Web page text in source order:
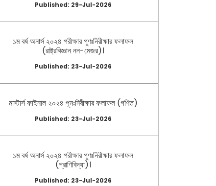
Published: 29-Jul-2026
১ম বর্ষ অনার্স ২০২৪ পরীক্ষার পুণঃনিরীক্ষার ফলাফল
(রাষ্ট্রবিজ্ঞান নন-মেজর)।
Published: 23-Jul-2026
মাস্টার্স ফাইনাল ২০২৪ পূনঃনিরীক্ষার ফলাফল (গণিত)
Published: 23-Jul-2026
১ম বর্ষ অনার্স ২০২৪ পরীক্ষার পুণঃনিরীক্ষার ফলাফল
(প্রাণিবিদ্যা)।
Published: 23-Jul-2026